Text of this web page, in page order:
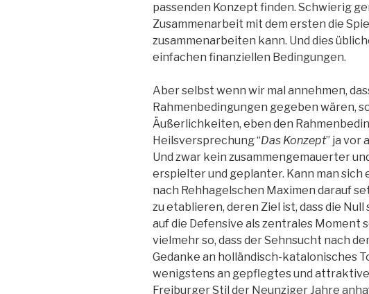
passenden Konzept finden. Schwierig
Zusammenarbeit mit dem ersten die
zusammenarbeiten kann. Und dies
einfachen finanziellen Bedingungen.
Aber selbst wenn wir mal annehmen,
Rahmenbedingungen gegeben wären,
Äußerlichkeiten, eben den
Heilsversprechung “Das Konzept” ja vor
Und zwar kein zusammengemauerter
erspielter und geplanter. Kann man sich
nach Rehhagelschen Maximen darauf
zu etablieren, deren Ziel ist, dass die
auf die Defensive als zentrales Moment
vielmehr so, dass der Sehnsucht nach
Gedanke an holländisch-katalonisches
wenigstens an gepflegtes und
Freiburger Stil der Neunziger Jahre